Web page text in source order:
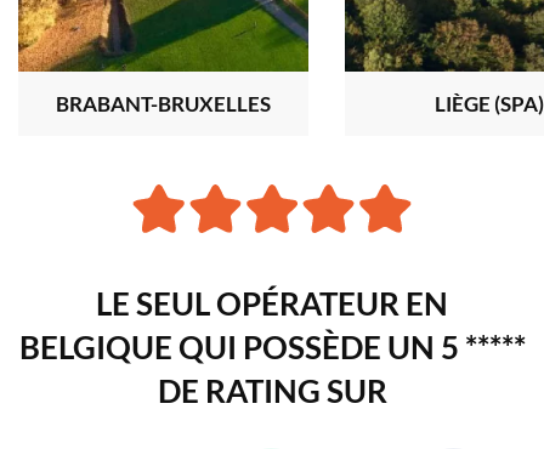
BRABANT-BRUXELLES LIÈGE (SPA)
LE SEUL OPÉRATEUR EN
BELGIQUE QUI POSSÈDE UN 5 *****
DE RATING SUR